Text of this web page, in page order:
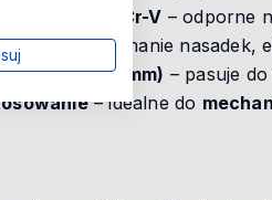
stali Cr-V – odporne
stabilne trzymanie nasadek,
1/4" (6,35 mm) – pasuje
– idealne do